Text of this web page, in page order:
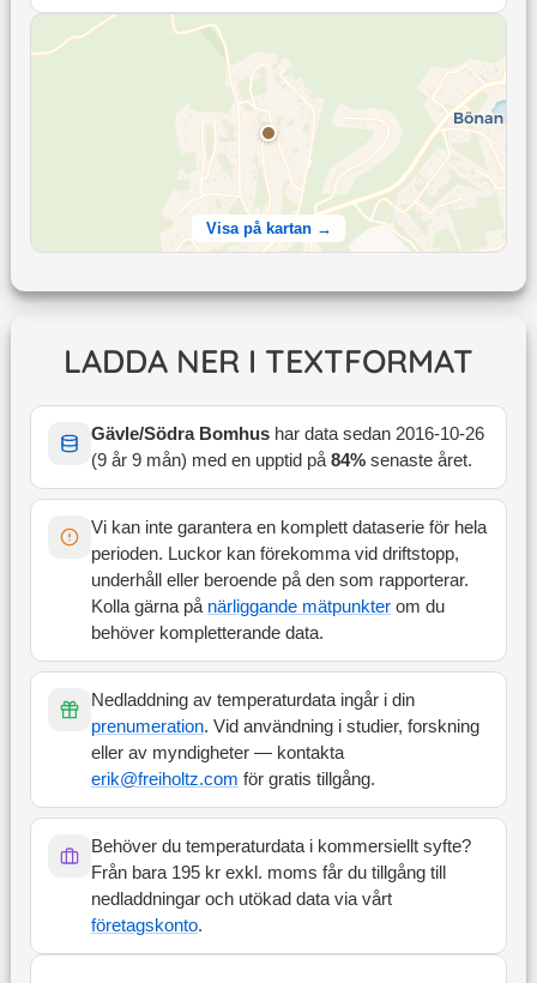
Visa på kartan →
LADDA NER I TEXTFORMAT
Gävle/Södra Bomhushar data sedan 2016-10-26
(9 år 9 mån) med en upptid på84% senaste året.
Vi kan inte garantera en komplett dataserie för hela
perioden. Luckor kan förekomma vid driftstopp,
underhåll eller beroende på den som rapporterar.
Kolla gärna på närliggande mätpunkterom du
behöver kompletterande data.
Nedladdning av temperaturdata ingår i din
prenumeration. Vid användning i studier, forskning
eller av myndigheter — kontakta
erik@freiholtz.com för gratis tillgång.
Behöver du temperaturdata i kommersiellt syfte?
Från bara 195 kr exkl. moms får du tillgång till
nedladdningar och utökad data via vårt
företagskonto.